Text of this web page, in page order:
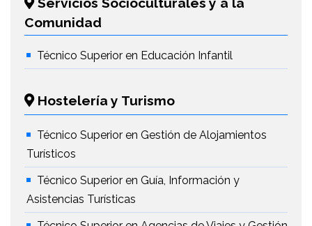
Comunidad
Técnico Superior en Educación Infantil
Hostelería y Turismo
Técnico Superior en Gestión de Alojamientos
Turísticos
Técnico Superior en Guía, Información y
Asistencias Turísticas